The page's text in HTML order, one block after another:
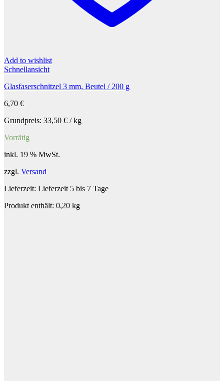
Add to wishlist
Schnellansicht
Glasfaserschnitzel 3 mm, Beutel / 200 g
6,70 €
Grundpreis: 33,50 € /kg
Vorrätig
inkl. 19 % MwSt.
zzgl. Versand
Lieferzeit: Lieferzeit 5 bis 7 Tage
Produkt enthält: 0,20 kg